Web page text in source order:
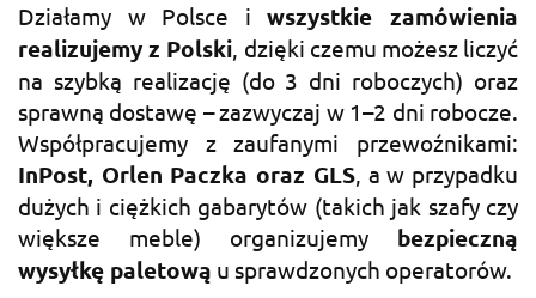
Działamy w Polsce iwszystkie zamówienia
realizujemy z Polski, dzięki czemu możesz liczyć
na szybką realizację (do 3 dni roboczych) oraz
sprawną dostawę – zazwyczaj w 1–2 dni robocze.
Współpracujemy z zaufanymi przewoźnikami:
InPost, Orlen Paczka oraz GLS, a w przypadku
dużych i ciężkich gabarytów (takich jak szafy czy
większe meble) organizujemy bezpieczną
wysyłkę paletową u sprawdzonych operatorów.